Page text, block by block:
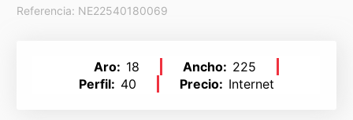
Referencia: NE22540180069
Aro 18 Ancho
225
Perfil
40 Precio Internet